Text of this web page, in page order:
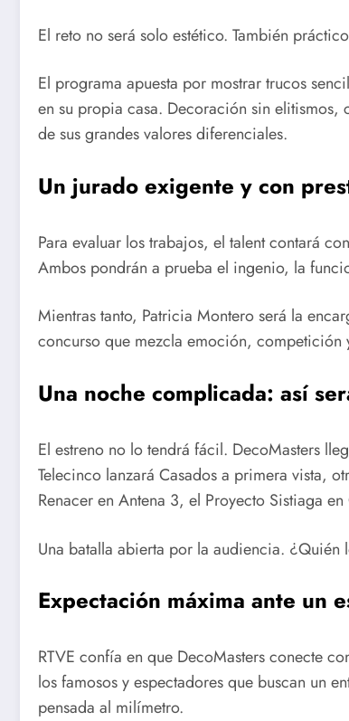
El reto no será solo estético. También
El programa apuesta por mostrar trucos
en su propia casa. Decoración sin elitismos,
de sus grandes valores diferenciales.
Un jurado exigente y con
Para evaluar los trabajos, el talent contará
Ambos pondrán a prueba el ingenio, la
Mientras tanto, Patricia Montero será la
concurso que mezcla emoción, competición
Una noche complicada: así
El estreno no lo tendrá fácil. DecoMasters
Telecinco lanzará Casados a primera vista,
Renacer en Antena 3, el Proyecto Sistiaga
Una batalla abierta por la audiencia. ¿Quién
Expectación máxima ante un
RTVE confía en que DecoMasters conecte
los famosos y espectadores que buscan un
pensada al milímetro.